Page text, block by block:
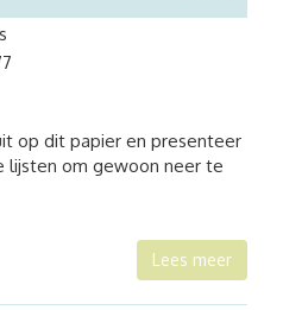
op dit papier en presenteer
lijsten om gewoon neer te
Lees meer